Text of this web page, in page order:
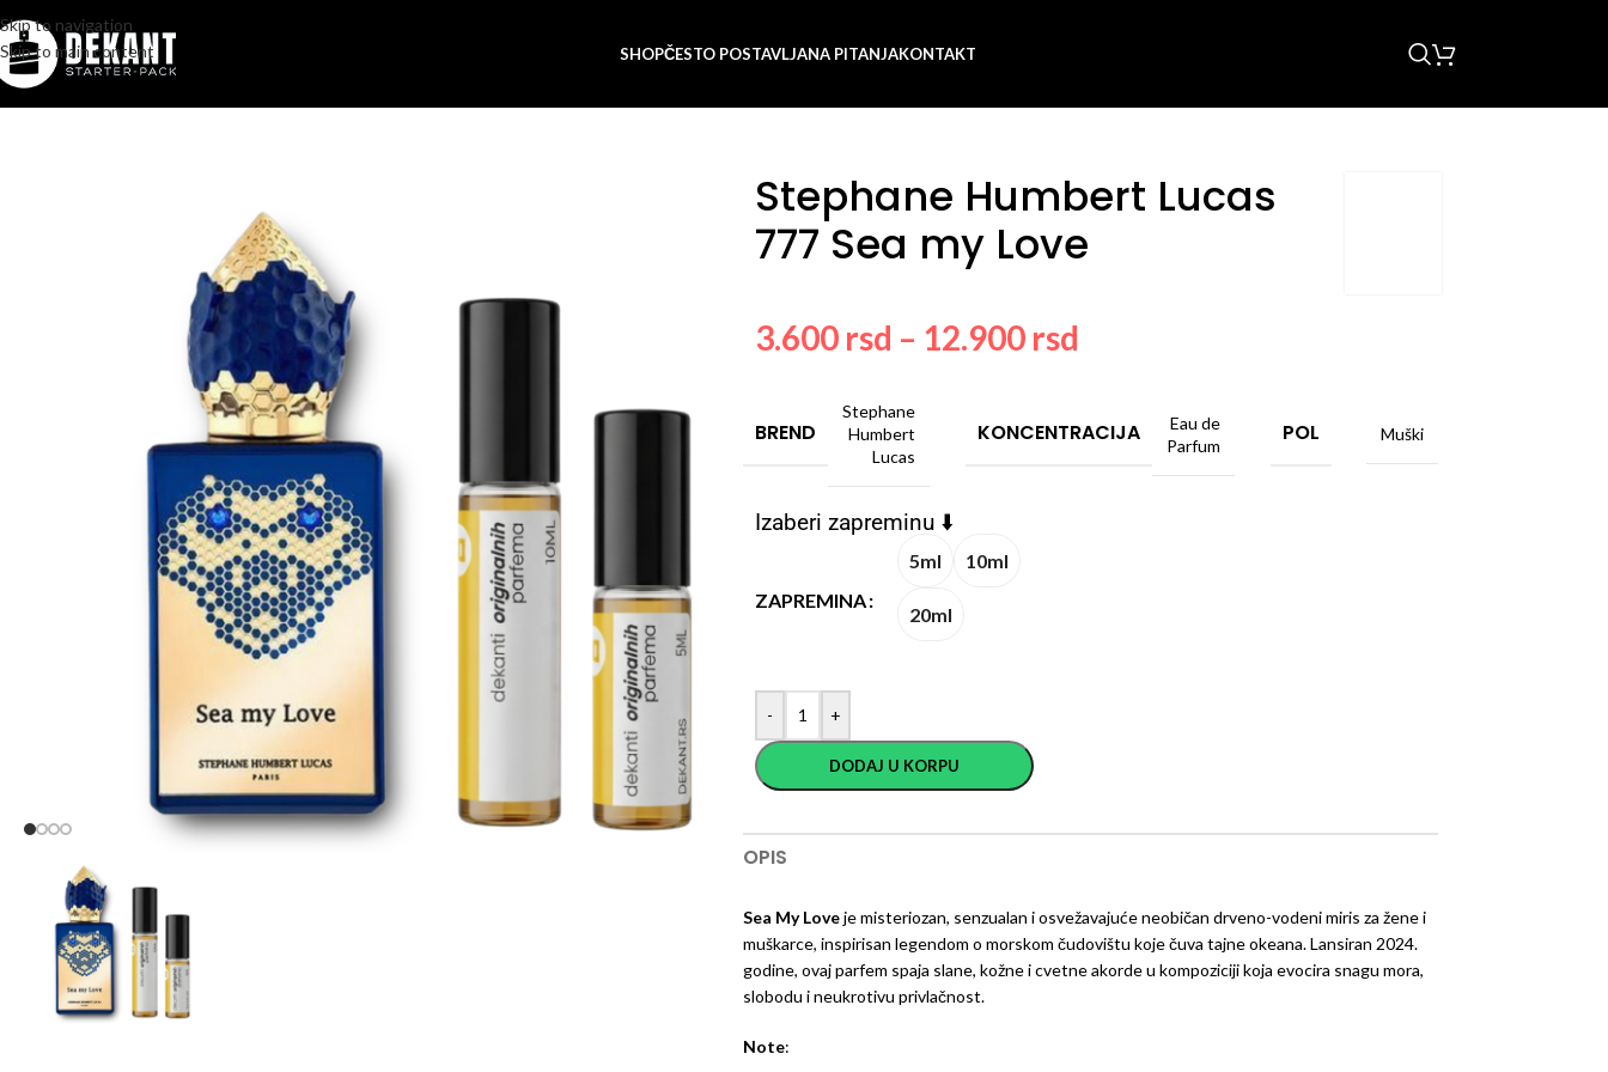
Skip to navigation
Skip to main content
SHOPČESTO POSTAVLJANA PITANJAKONTAKT
Stephane Humbert Lucas
777 Sea my Love
3.600 rsd – 12.900 rsd
BREND
Stephane
Humbert
Lucas
KONCENTRACIJA
Eau de
Parfum
POL Muški
Izaberi zapreminu ⬇️
ZAPREMINA
5ml 10ml
20ml
- +
DODAJ U KORPU
OPIS
Sea My Loveje misteriozan, senzualan i osvežavajuće neobičan drveno-vodeni miris za žene i
muškarce, inspirisan legendom o morskom čudovištu koje čuva tajne okeana. Lansiran 2024.
godine, ovaj parfem spaja slane, kožne i cvetne akorde u kompoziciji koja evocira snagu mora,
slobodu i neukrotivu privlačnost.
Note: